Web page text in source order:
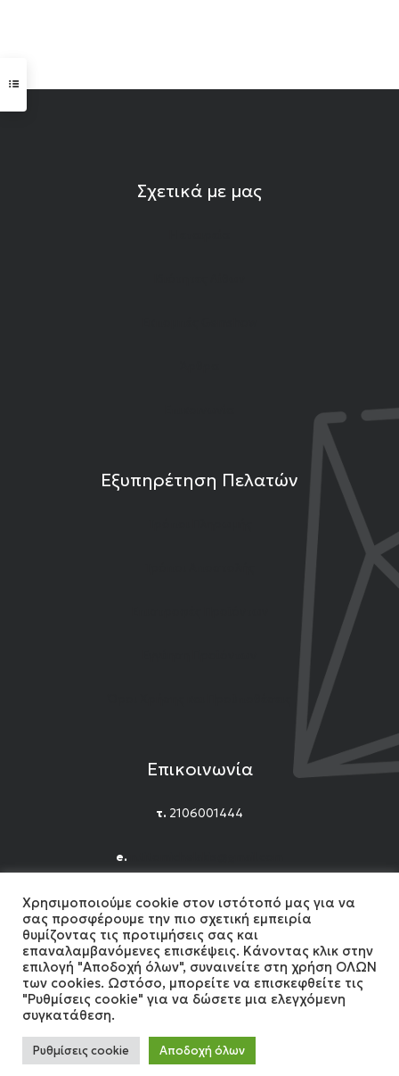
Σχετικά με μας
Εξυπηρέτηση Πελατών
Επικοινωνία
τ. 2106001444
e.
Facebook
Instagram
YouTube
2024 Gemshow. All Rights reserved. Developed by
Χρησιμοποιούμε cookie στον ιστότοπό μας για να
σας προσφέρουμε την πιο σχετική εμπειρία
θυμίζοντας τις προτιμήσεις σας και
επαναλαμβανόμενες επισκέψεις. Κάνοντας κλικ στην
επιλογή "Αποδοχή όλων", συναινείτε στη χρήση ΟΛΩΝ
των cookies. Ωστόσο, μπορείτε να επισκεφθείτε τις
"Ρυθμίσεις cookie" για να δώσετε μια ελεγχόμενη
συγκατάθεση.
Ρυθμίσεις cookie Αποδοχή όλων